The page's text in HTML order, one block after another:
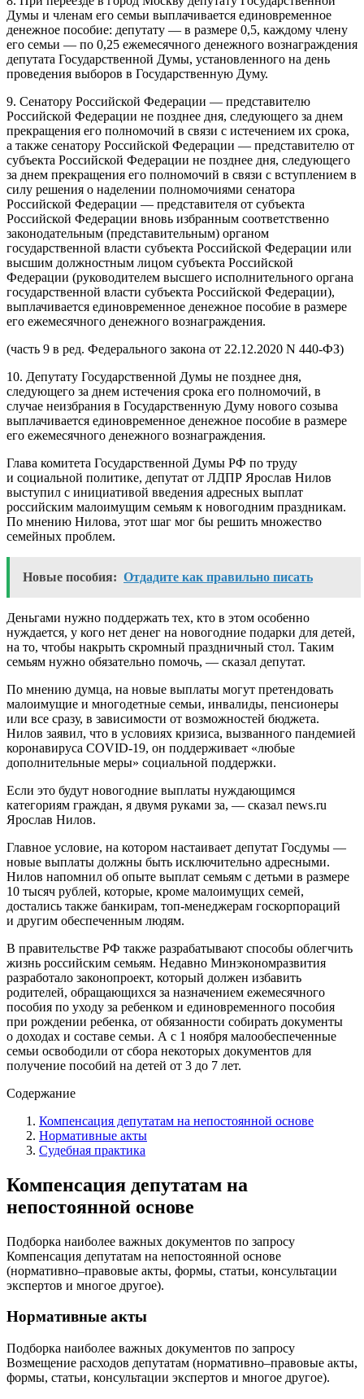
Думы и членам его семьи выплачивается единовременное
денежное пособие: депутату — в размере 0,5, каждому члену
его семьи — по 0,25 ежемесячного денежного вознаграждения
депутата Государственной Думы, установленного на день
проведения выборов в Государственную Думу.
9. Сенатору Российской Федерации — представителю
Российской Федерации не позднее дня, следующего за днем
прекращения его полномочий в связи с истечением их срока,
а также сенатору Российской Федерации — представителю от
субъекта Российской Федерации не позднее дня, следующего
за днем прекращения его полномочий в связи с вступлением в
силу решения о наделении полномочиями сенатора
Российской Федерации — представителя от субъекта
Российской Федерации вновь избранным соответственно
законодательным (представительным) органом
государственной власти субъекта Российской Федерации или
высшим должностным лицом субъекта Российской
Федерации (руководителем высшего исполнительного органа
государственной власти субъекта Российской Федерации),
выплачивается единовременное денежное пособие в размере
его ежемесячного денежного вознаграждения.
(часть 9 в ред. Федерального закона от 22.12.2020 N 440-ФЗ)
10. Депутату Государственной Думы не позднее дня,
следующего за днем истечения срока его полномочий, в
случае неизбрания в Государственную Думу нового созыва
выплачивается единовременное денежное пособие в размере
его ежемесячного денежного вознаграждения.
Глава комитета Государственной Думы РФ по труду
и социальной политике, депутат от ЛДПР Ярослав Нилов
выступил с инициативой введения адресных выплат
российским малоимущим семьям к новогодним праздникам.
По мнению Нилова, этот шаг мог бы решить множество
семейных проблем.
Новые пособия: Отдадите как правильно писать
Деньгами нужно поддержать тех, кто в этом особенно
нуждается, у кого нет денег на новогодние подарки для детей,
на то, чтобы накрыть скромный праздничный стол. Таким
семьям нужно обязательно помочь, — сказал депутат.
По мнению думца, на новые выплаты могут претендовать
малоимущие и многодетные семьи, инвалиды, пенсионеры
или все сразу, в зависимости от возможностей бюджета.
Нилов заявил, что в условиях кризиса, вызванного пандемией
коронавируса COVID-19, он поддерживает «любые
дополнительные меры» социальной поддержки.
Если это будут новогодние выплаты нуждающимся
категориям граждан, я двумя руками за, — сказал news.ru
Ярослав Нилов.
Главное условие, на котором настаивает депутат Госдумы —
новые выплаты должны быть исключительно адресными.
Нилов напомнил об опыте выплат семьям с детьми в размере
10 тысяч рублей, которые, кроме малоимущих семей,
достались также банкирам, топ-менеджерам госкорпораций
и другим обеспеченным людям.
В правительстве РФ также разрабатывают способы облегчить
жизнь российским семьям. Недавно Минэкономразвития
разработало законопроект, который должен избавить
родителей, обращающихся за назначением ежемесячного
пособия по уходу за ребенком и единовременного пособия
‎при рождении ребенка, от обязанности собирать документы
о доходах и составе семьи. А с 1 ноября малообеспеченные
семьи освободили от сбора некоторых документов для
получение пособий на детей от 3 до 7 лет.
Содержание
Компенсация депутатам на непостоянной основе
Нормативные акты
Судебная практика
Компенсация депутатам на
непостоянной основе
Подборка наиболее важных документов по запросу
Компенсация депутатам на непостоянной основе
(нормативно–правовые акты, формы, статьи, консультации
экспертов и многое другое).
Нормативные акты
Подборка наиболее важных документов по запросу
Возмещение расходов депутатам (нормативно–правовые акты,
формы, статьи, консультации экспертов и многое другое).